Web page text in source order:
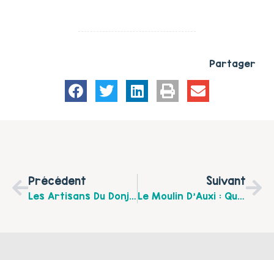
Partager
Précédent
Les Artisans Du Donjon De Bours
Suivant
Le Moulin D’Auxi : Qui Sommes Nous?